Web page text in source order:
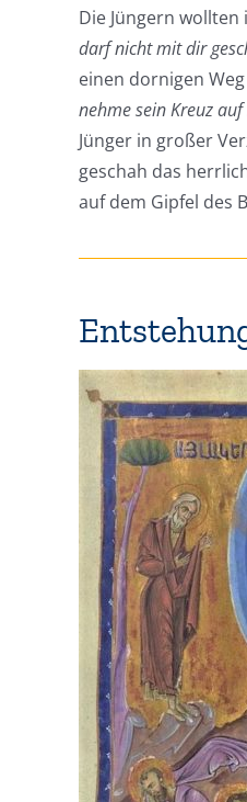
Die Jüngern
darf nicht mit dir
einen dornigen
nehme sein Kreuz
Jünger in großer
geschah das
auf dem Gipfel des